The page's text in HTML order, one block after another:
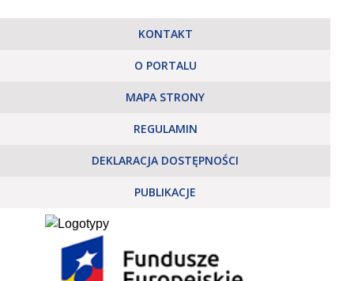
KONTAKT
O PORTALU
MAPA STRONY
REGULAMIN
DEKLARACJA DOSTĘPNOŚCI
PUBLIKACJE